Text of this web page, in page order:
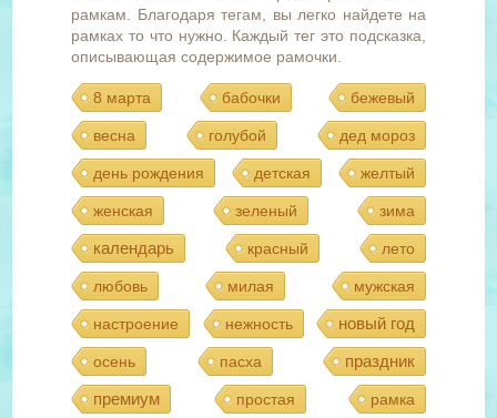
рамкам. Благодаря тегам, вы легко найдете на
рамках то что нужно. Каждый тег это подсказка,
описывающая содержимое рамочки.
8 марта бабочки бежевый
весна голубой дед мороз
день рождения детская желтый
женская зеленый зима
календарь красный лето
любовь милая мужская
настроение нежность новый год
осень пасха
праздник
премиум
простая рамка